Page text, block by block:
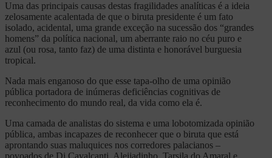
Uma das principais causas destas fragilidades analíticas é a ideia
zelosamente acalentada de que o biruta presidente é um fato
isolado, acidental, uma grande exceção na sucessão dos “grandes
homens” da política nacional, um aberrante raio no céu puro e
azul (ou rosa, tanto faz) de uma distinta e honorável burguesia
tropical.
Nada mais enganoso do que esse tapa-olho de uma opinião
pública portadora de inúmeras deficiências cognitivas de
reconhecimento do mundo real, da vida como ela é.
Uma camada de analistas do sistema e uma lobotomizada opinião
pública, ambas incapazes de reconhecer que o biruta que está
aprontando suas maluquices nos corredores palacianos –
povoados de Di Cavalcanti, Aleijadinho, Tarsila do Amaral e